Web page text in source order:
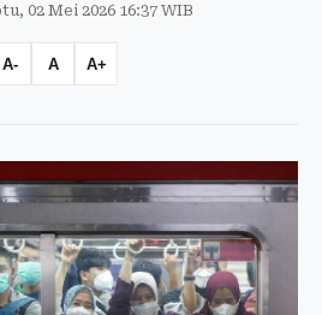
02 Mei 2026 16:37 WIB
A- A A+